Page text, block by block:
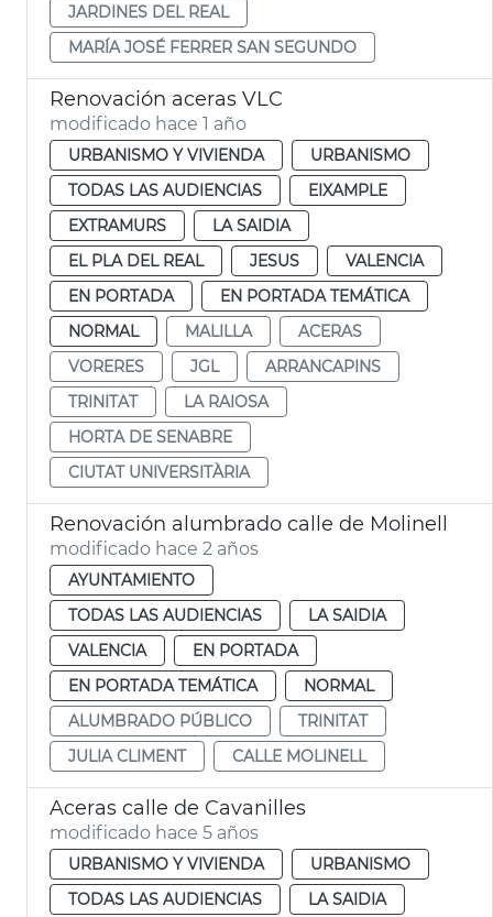
JARDINES DEL REAL
MARÍA JOSÉ FERRER SAN SEGUNDO
Renovación aceras VLC
modificado hace 1 año
URBANISMO Y VIVIENDA
URBANISMO
TODAS LAS AUDIENCIAS
EIXAMPLE
EXTRAMURS
LA SAIDIA
EL PLA DEL REAL
JESUS
VALENCIA
EN PORTADA
EN PORTADA TEMÁTICA
NORMAL
MALILLA
ACERAS
VORERES
JGL
ARRANCAPINS
TRINITAT
LA RAIOSA
HORTA DE SENABRE
CIUTAT UNIVERSITÀRIA
Renovación alumbrado calle de Molinell
modificado hace 2 años
AYUNTAMIENTO
TODAS LAS AUDIENCIAS
LA SAIDIA
VALENCIA
EN PORTADA
EN PORTADA TEMÁTICA
NORMAL
ALUMBRADO PÚBLICO
TRINITAT
JULIA CLIMENT
CALLE MOLINELL
Aceras calle de Cavanilles
modificado hace 5 años
URBANISMO Y VIVIENDA
URBANISMO
TODAS LAS AUDIENCIAS
LA SAIDIA